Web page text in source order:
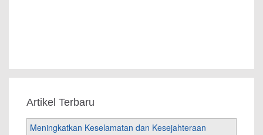
Artikel Terbaru
Meningkatkan Keselamatan dan Kesejahteraan